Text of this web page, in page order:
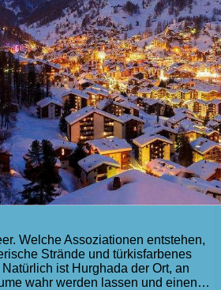
Welche Assoziationen entstehen,
Strände und türkisfarbenes
ist Hurghada der Ort, an
wahr werden lassen und einen…